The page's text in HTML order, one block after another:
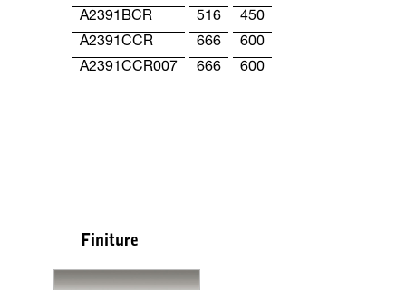
A2391BCR
516
450
A2391CCR
666
600
A2391CCR007
666 600
Finiture